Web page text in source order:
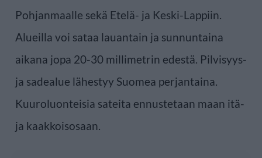
Pohjanmaalle sekä Etelä- ja Keski-Lappiin.
Alueilla voi sataa lauantain ja sunnuntaina
aikana jopa 20-30 millimetrin edestä. Pilvisyys-
ja sadealue lähestyy Suomea perjantaina.
Kuuroluonteisia sateita ennustetaan maan itä-
ja kaakkoisosaan.